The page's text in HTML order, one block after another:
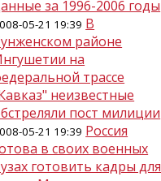
за 1996-2006 годы
05-21 19:39 В
районе
на
трассе
неизвестные
пост милиции
05-21 19:39 Россия
в своих военных
готовить кадры для